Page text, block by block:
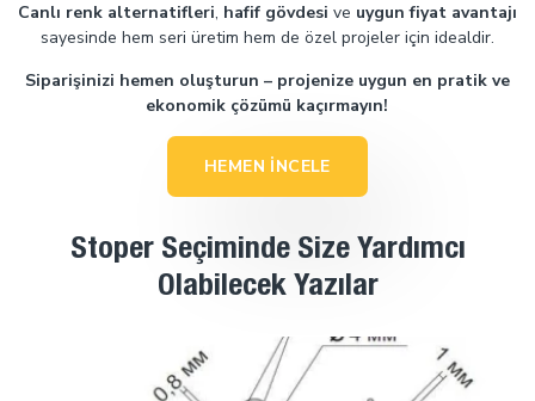
Canlı renk alternatifleri, hafif gövdesi ve uygun fiyat avantajı
sayesinde hem seri üretim hem de özel projeler için idealdir.
Siparişinizi hemen oluşturun – projenize uygun en pratik ve
ekonomik çözümü kaçırmayın!
HEMEN İNCELE
Stoper Seçiminde Size Yardımcı
Olabilecek Yazılar